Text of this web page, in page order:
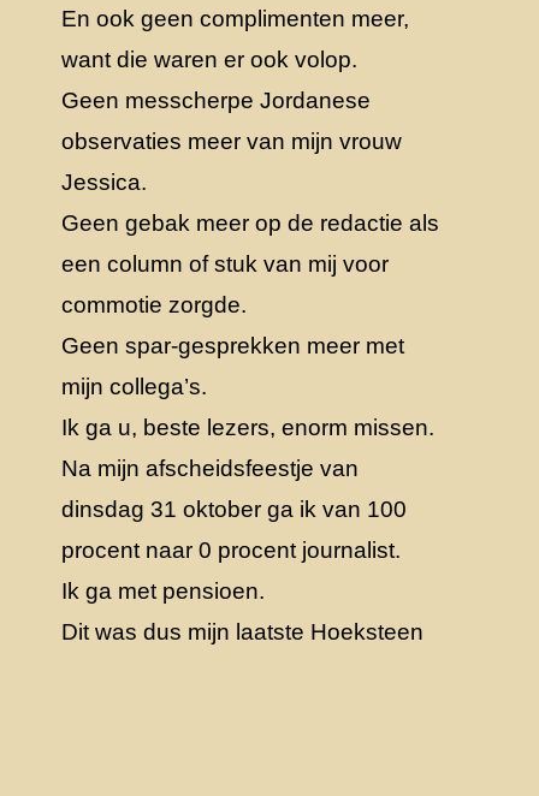
En ook geen complimenten meer,
want die waren er ook volop.
Geen messcherpe Jordanese
observaties meer van mijn vrouw
Jessica.
Geen gebak meer op de redactie als
een column of stuk van mij voor
commotie zorgde.
Geen spar-gesprekken meer met
mijn collega’s.
Ik ga u, beste lezers, enorm missen.
Na mijn afscheidsfeestje van
dinsdag 31 oktober ga ik van 100
procent naar 0 procent journalist.
Ik ga met pensioen.
Dit was dus mijn laatste Hoeksteen